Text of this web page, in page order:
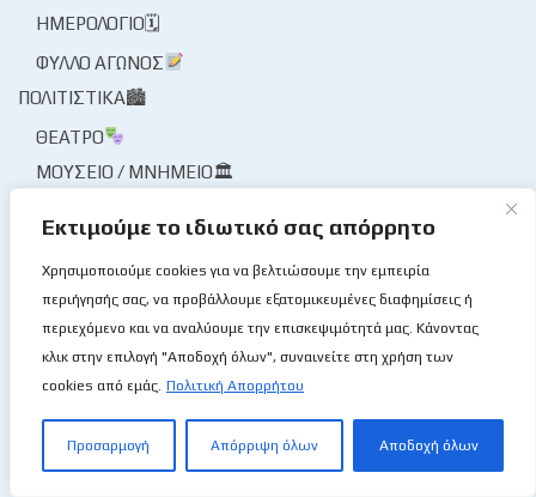
Εκτιμούμε το ιδιωτικό σας απόρρητο
Χρησιμοποιούμε cookies για να βελτιώσουμε την εμπειρία
περιήγησής σας, να προβάλλουμε εξατομικευμένες διαφημίσεις ή
περιεχόμενο και να αναλύουμε την επισκεψιμότητά μας. Κάνοντας
κλικ στην επιλογή "Αποδοχή όλων", συναινείτε στη χρήση των
cookies από εμάς. Πολιτική Απορρήτου
Προσαρμογή Απόρριψη όλων Αποδοχή όλων
ΗΜΕΡΟΛΌΓΙΟ🗓
ΦΎΛΛΟ ΑΓΏΝΟΣ
ΠΟΛΙΤΙΣΤΙΚΆ🏙
ΘΈΑΤΡΟ
ΜΟΥΣΕΊΟ / ΜΝΗΜΕΊΟ🏛
ΠΡΌΣΩΠΑ / ΣΥΝΕΝΤΕΎΞΕΙΣ🎙
ΠΡΌΣΩΠΑ
ΣΥΝΈΝΤΕΥΞΗ🎙
ΤΟ ΜΠΆΣΚΕΤ ΜΟΥ ΤΟ ΛΛΊΟΝ
ΦΑΚΌΣ / ΜΑΓΝΗΤΟΣΚΌΠΙΟ
ΦΟΡΕΊΣ ΑΘΛΗΤΙΣΜΟΎ
ΦΟΡΕΊΣ ΚΑΛΑΘΌΣΦΑΙΡΑΣ